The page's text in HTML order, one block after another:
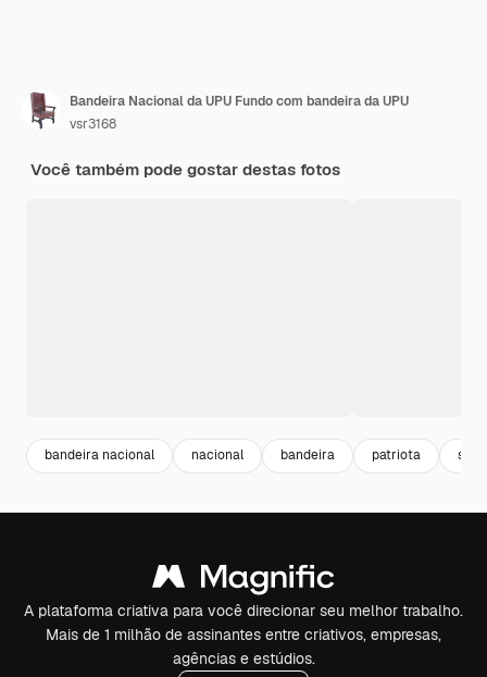
Bandeira Nacional da UPU Fundo com bandeira da UPU
vsr3168
Você também pode gostar destas fotos
bandeira nacional nacional bandeira patriota
A plataforma criativa para você direcionar seu melhor trabalho.
Mais de 1 milhão de assinantes entre criativos, empresas,
agências e estúdios.